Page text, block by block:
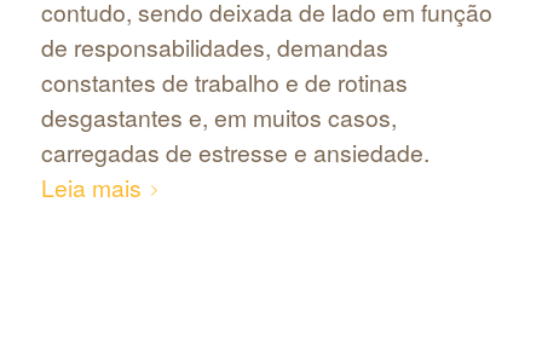
contudo, sendo deixada de lado em função
de responsabilidades, demandas
constantes de trabalho e de rotinas
desgastantes e, em muitos casos,
carregadas de estresse e ansiedade.
Leia mais